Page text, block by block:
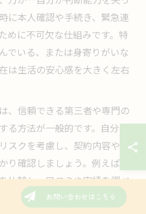
に本人確認や手続き、緊急連
めに不可欠な仕組みです。特
でいる、または身寄りがいな
は生活の安心感を大きく左右
、信頼できる第三者や専門の
る方法が一般的です。自分の
スクを考慮し、契約内容や費
確認しましょう。例えば、
比較し、口コミや実績を調べ
お問い合わせはこちら